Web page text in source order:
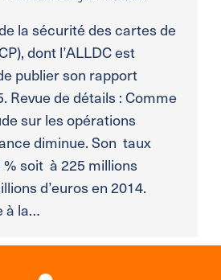
la sécurité des cartes de
dont l’ALLDC est
publier son rapport
Revue de détails : Comme
sur les opérations
diminue. Son taux
% soit à 225 millions
d’euros en 2014.
à la…